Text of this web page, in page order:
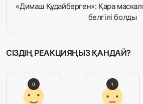
«Димаш Құдайберген»: Қара маскалы
белгілі болды
СІЗДІҢ РЕАКЦИЯҢЫЗ ҚАНДАЙ?
0 1